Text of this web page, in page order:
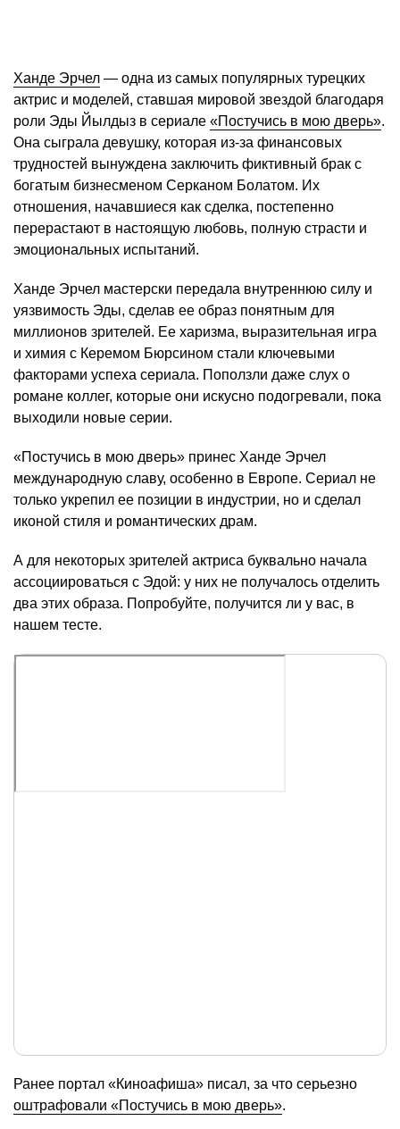
Ханде Эрчел — одна из самых популярных турецких
актрис и моделей, ставшая мировой звездой благодаря
роли Эды Йылдыз в сериале «Постучись в мою дверь».
Она сыграла девушку, которая из-за финансовых
трудностей вынуждена заключить фиктивный брак с
богатым бизнесменом Серканом Болатом. Их
отношения, начавшиеся как сделка, постепенно
перерастают в настоящую любовь, полную страсти и
эмоциональных испытаний.
Ханде Эрчел мастерски передала внутреннюю силу и
уязвимость Эды, сделав ее образ понятным для
миллионов зрителей. Ее харизма, выразительная игра
и химия с Керемом Бюрсином стали ключевыми
факторами успеха сериала. Поползли даже слух о
романе коллег, которые они искусно подогревали, пока
выходили новые серии.
«Постучись в мою дверь» принес Ханде Эрчел
международную славу, особенно в Европе. Сериал не
только укрепил ее позиции в индустрии, но и сделал
иконой стиля и романтических драм.
А для некоторых зрителей актриса буквально начала
ассоциироваться с Эдой: у них не получалось отделить
два этих образа. Попробуйте, получится ли у вас, в
нашем тесте.
Ранее портал «Киноафиша» писал, за что серьезно
оштрафовали «Постучись в мою дверь».